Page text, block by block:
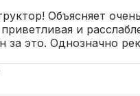
Объясняет
и
за это. Однозначно